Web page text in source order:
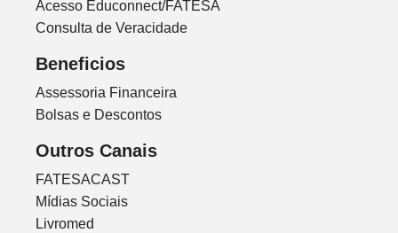
Acesso Educonnect/FATESA
Consulta de Veracidade
Beneficios
Assessoria Financeira
Bolsas e Descontos
Outros Canais
FATESACAST
Mídias Sociais
Livromed